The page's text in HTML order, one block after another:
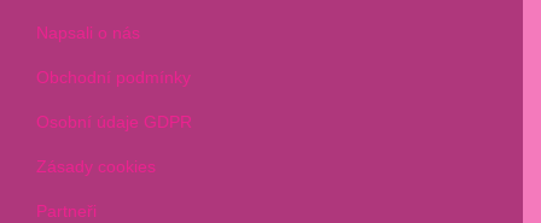
Napsali o nás
Obchodní podmínky
Osobní údaje GDPR
Zásady cookies
Partneři